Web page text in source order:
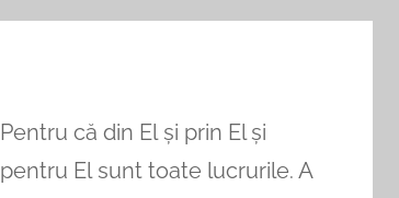
Pentru că din El și prin El și
pentru El sunt toate lucrurile. A